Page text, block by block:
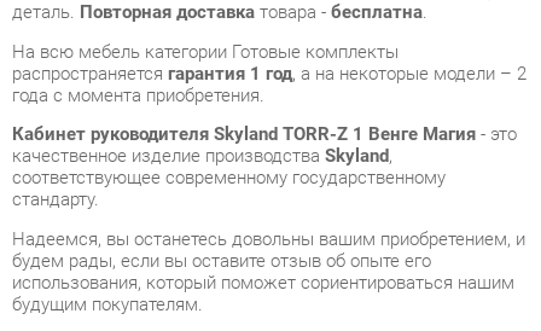
Кабинет руководителя Skyland TORR-Z 1 Венге Магия
качественное изделие производства
соответствующее современному государственному
стандарту.
Надеемся, вы останетесь довольны вашим приобретением, и
будем рады, если вы оставите отзыв об опыте его
использования, который поможет сориентироваться нашим
будущим покупателям.
консультацию, фото и видеообзор продукции вы можете по
e-mail, телефону в Екатеринбурге и через мессенджеры
Telegram и WhatsApp.